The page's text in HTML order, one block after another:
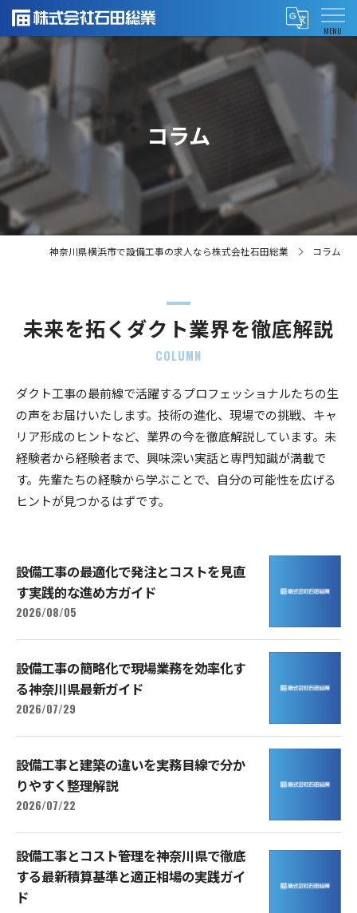
コラム
神奈川県横浜市で設備工事の求人なら株式会社石田総業 コラム
未来を拓くダクト業界を徹底解説
COLUMN
ダクト工事の最前線で活躍するプロフェッショナルたちの生
の声をお届けいたします。技術の進化、現場での挑戦、キャ
リア形成のヒントなど、業界の今を徹底解説しています。未
経験者から経験者まで、興味深い実話と専門知識が満載で
す。先輩たちの経験から学ぶことで、自分の可能性を広げる
ヒントが見つかるはずです。
設備工事の最適化で発注とコストを見直
す実践的な進め方ガイド
2026/08/05
設備工事の簡略化で現場業務を効率化す
る神奈川県最新ガイド
2026/07/29
設備工事と建築の違いを実務目線で分か
りやすく整理解説
2026/07/22
設備工事とコスト管理を神奈川県で徹底
する最新積算基準と適正相場の実践ガイ
ド